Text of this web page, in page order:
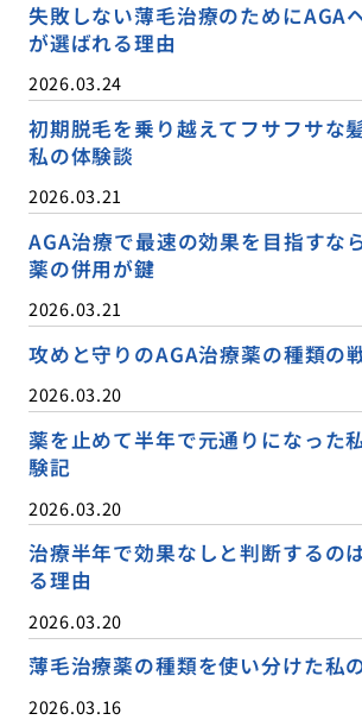
失敗しない薄毛治療のためにAGA
が選ばれる理由
2026.03.24
初期脱毛を乗り越えてフサフサな
私の体験談
2026.03.21
AGA治療で最速の効果を目指すな
薬の併用が鍵
2026.03.21
攻めと守りのAGA治療薬の種類の
2026.03.20
薬を止めて半年で元通りになった
験記
2026.03.20
治療半年で効果なしと判断するの
る理由
2026.03.20
薄毛治療薬の種類を使い分けた私
2026.03.16